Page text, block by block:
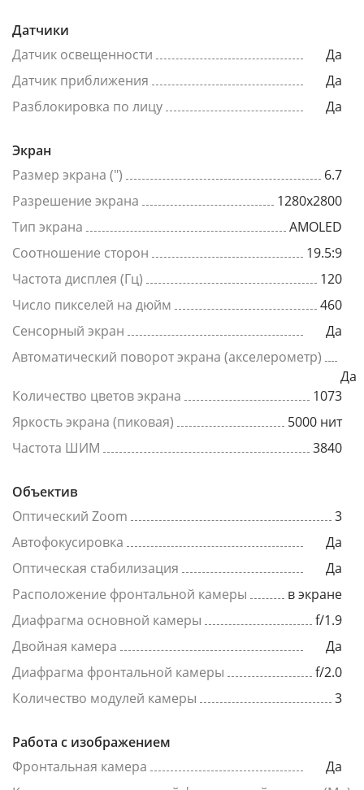
Датчики
Датчик освещенности
Да
Датчик приближения
Да
Разблокировка по лицу
Да
Экран
Размер экрана (")
6.7
Разрешение экрана
1280x2800
Тип экрана
AMOLED
Соотношение сторон
19.5:9
Частота дисплея (Гц)
120
Число пикселей на дюйм
460
Сенсорный экран
Да
Автоматический поворот экрана (акселерометр)
Да
Количество цветов экрана
1073
Яркость экрана (пиковая)
5000 нит
Частота ШИМ
3840
Объектив
Оптический Zoom
3
Автофокусировка
Да
Оптическая стабилизация
Да
Расположение фронтальной камеры
в экране
Диафрагма основной камеры
f/1.9
Двойная камера
Да
Диафрагма фронтальной камеры
f/2.0
Количество модулей камеры
3
Работа с изображением
Фронтальная камера
Да